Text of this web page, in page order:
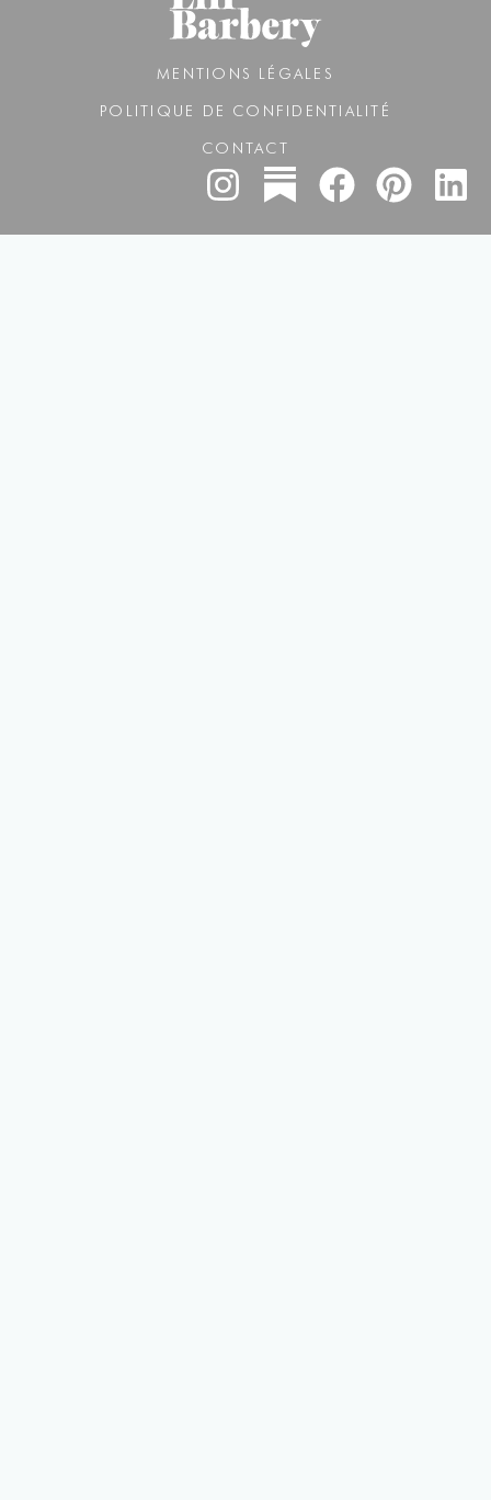
MENTIONS LÉGALES
POLITIQUE DE CONFIDENTIALITÉ
CONTACT